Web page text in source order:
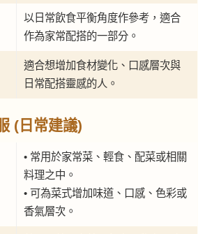
以日常飲食平衡角度作參考，適合
作為家常配搭的一部分。
適合想增加食材變化、口感層次與
日常配搭靈感的人。
(日常建議)
• 常用於家常菜、輕食、配菜或相關
料理之中。
• 可為菜式增加味道、口感、色彩或
香氣層次。